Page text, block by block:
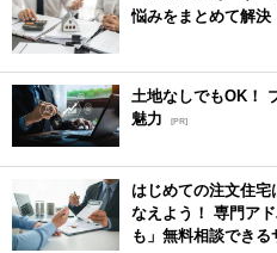
悩みをまとめて解決
土地なしでもOK！
魅力
[PR]
はじめての注文住宅
なえよう！ 専門ア
も」無料相談でき